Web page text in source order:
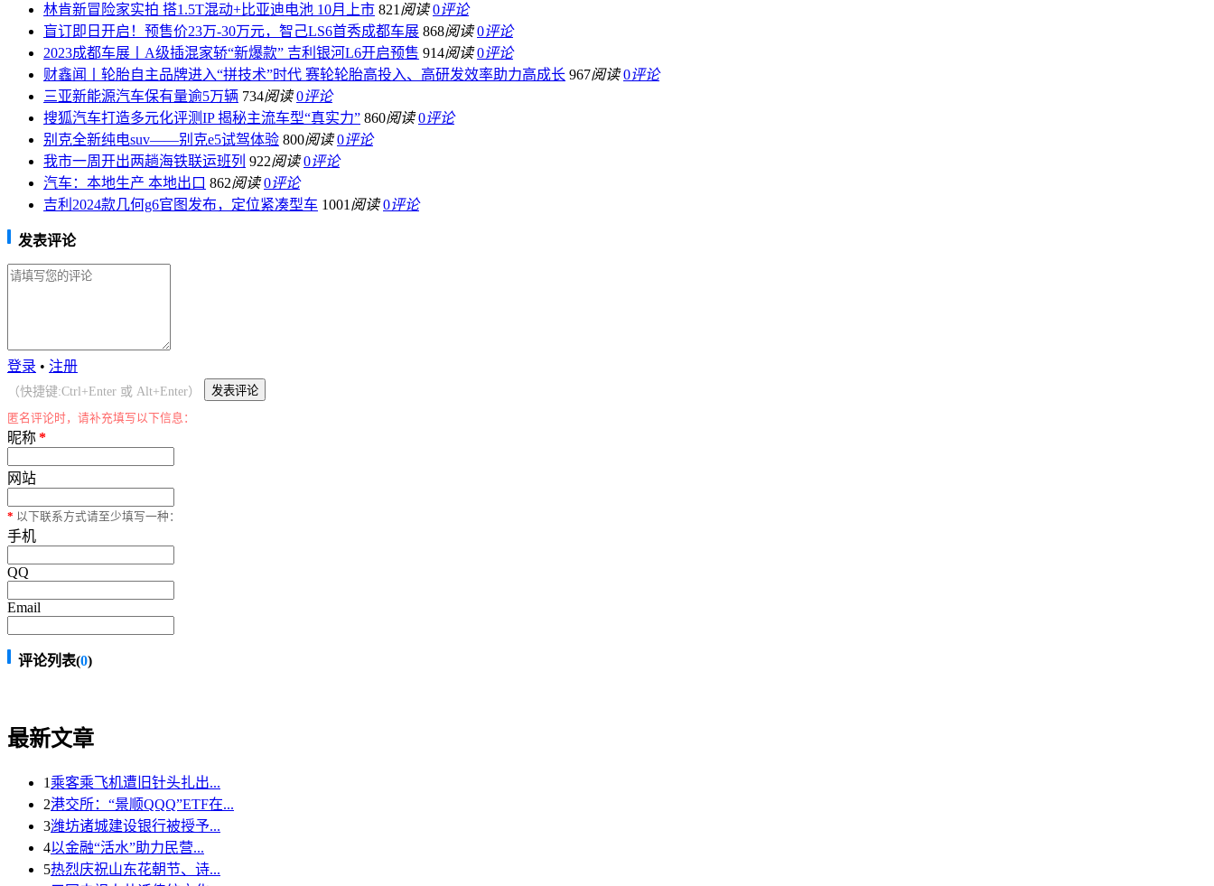
林肯新冒险家实拍 搭1.5T混动+比亚迪电池 10月上市 821 阅读 0评论
盲订即日开启！预售价23万-30万元，智己LS6首秀成都车展 868阅读 0评论
2023成都车展丨A级插混家轿“新爆款” 吉利银河L6开启预售 914阅读 0评论
财鑫闻丨轮胎自主品牌进入“拼技术”时代 赛轮轮胎高投入、高研发效率助力高成长 967阅读 0评论
三亚新能源汽车保有量逾5万辆 734阅读 0评论
搜狐汽车打造多元化评测IP 揭秘主流车型“真实力” 860阅读 0评论
别克全新纯电suv——别克e5试驾体验 800阅读 0评论
我市一周开出两趟海铁联运班列 922阅读 0评论
汽车：本地生产 本地出口 862阅读 0评论
吉利2024款几何g6官图发布，定位紧凑型车 1001 阅读 0评论
发表评论
登录 • 注册
（快捷键:Ctrl+Enter 或 Alt+Enter）
匿名评论时，请补充填写以下信息：
昵称*
网站
* 以下联系方式请至少填写一种：
手机
QQ
Email
评论列表(0)
最新文章
1 乘客乘飞机遭旧针头扎出...
2港交所：“景顺QQQ”ETF在...
3潍坊诸城建设银行被授予...
4以金融“活水”助力民营...
5热烈庆祝山东花朝节、诗...